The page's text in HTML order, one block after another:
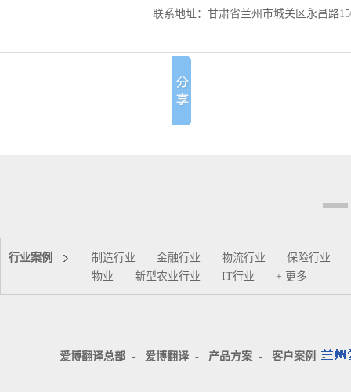
联系地址：甘肃省兰州市城关区永昌路
行业案例 制造行业 金融行业 物流行业
保险行业
物业
新型农业行业 IT行业 + 更多
爱博翻译总部 - 爱博翻译 - 产品方案 - 客户案例 -